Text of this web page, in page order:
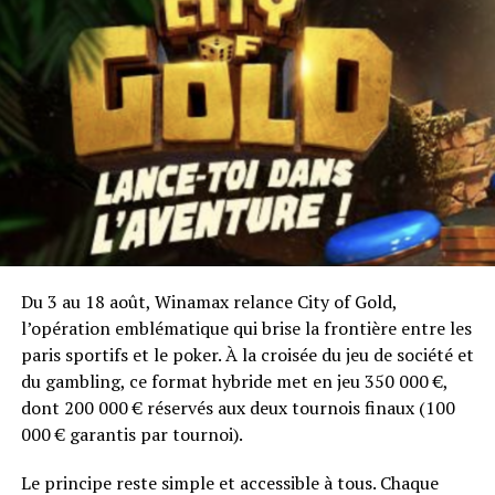
de 500 à 1 499,99 Entrée au Freeroll à 10 000 € 125
de 200 à 499,99 Entrée au Freeroll à 5 000 € 75
points
de 100 à 199,99 Entrée au Freeroll à 3 000 € 50
points
de 50 à 99,99 Entrée au Freeroll à 2 000 € 25 points
de 20 à 49,99 Entrée au Freeroll à 1 000 € 15 points
Pour ceux qui n’ont pas froid aux yeux, tout joueur
qui atteint les 3 000 points participera
automatiquement à un classement à points dans
lequel le gagnant remportera une place pour le
WPT Grand Prix de Paris, d’une valeur de 7 500 €.
Si vous avez les nerfs solides pour affronter le Dilemme,
collectez vos points dès aujourd’hui !
Les Freerolls Le Dilemme auront lieu les jours suivants :
Du 3 au 18 août, Winamax relance City of Gold,
l’opération emblématique qui brise la frontière entre les
paris sportifs et le poker. À la croisée du jeu de société et
du gambling, ce format hybride met en jeu 350 000 €,
dont 200 000 € réservés aux deux tournois finaux (100
000 € garantis par tournoi).
Le principe reste simple et accessible à tous. Chaque